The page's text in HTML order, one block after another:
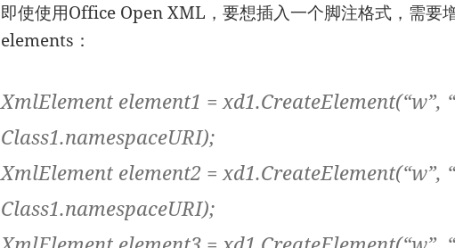
即使使用Office Open XML，要想插入一个脚注格式，需要
elements：
XmlElement element1 = xd1.CreateElement(“w”,
Class1.namespaceURI);
XmlElement element2 = xd1.CreateElement(“w”,
Class1.namespaceURI);